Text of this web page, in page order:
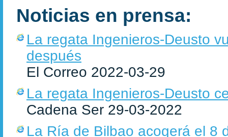
Noticias en prensa:
La regata Ingenieros-Deusto
después
El Correo 2022-03-29
La regata Ingenieros-Deusto
Cadena Ser 29-03-2022
La Ría de Bilbao acogerá el 8